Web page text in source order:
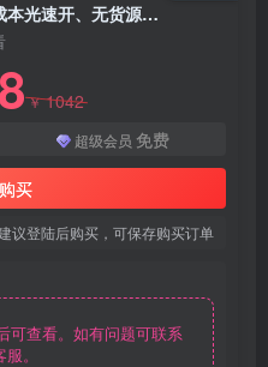
最新拼多多虚拟资源项目、零成本光速开、无货源、自动售后、一天保底500+
￥1042
超级会员 免费
买
议登陆后购买，可保存购买订单
查看。如有问题可联系
。